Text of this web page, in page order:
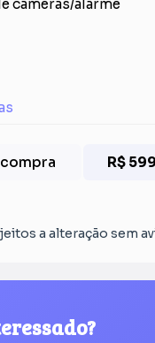
câmeras/alarme
R$
a alteração sem